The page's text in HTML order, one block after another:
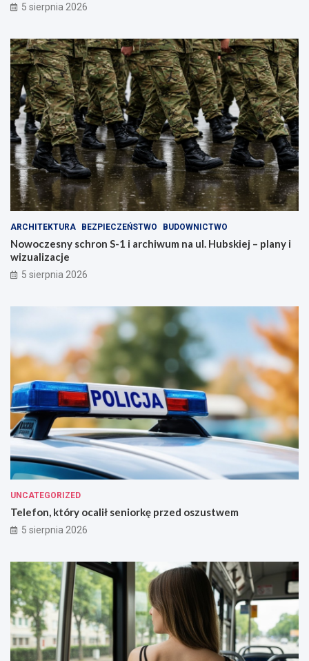
5 sierpnia 2026
ARCHITEKTURA BEZPIECZEŃSTWO BUDOWNICTWO
Nowoczesny schron S-1 i archiwum na ul. Hubskiej – plany i
wizualizacje
5 sierpnia 2026
UNCATEGORIZED
Telefon, który ocalił seniorkę przed oszustwem
5 sierpnia 2026